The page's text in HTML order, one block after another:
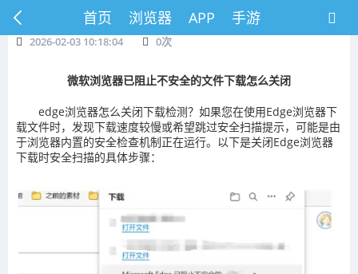
首页 浏览器 APP 手游
2026-02-03 10:18:04 0次
微软浏览器已阻止不安全的文件下载怎么关闭
edge浏览器怎么关闭下载检测？如果您在使用Edge浏览器下
载文件时，发现下载速度较慢或希望跳过安全扫描提示，可能是由
于浏览器内置的安全检查机制正在运行。以下是关闭Edge浏览器
下载时安全扫描的具体步骤：